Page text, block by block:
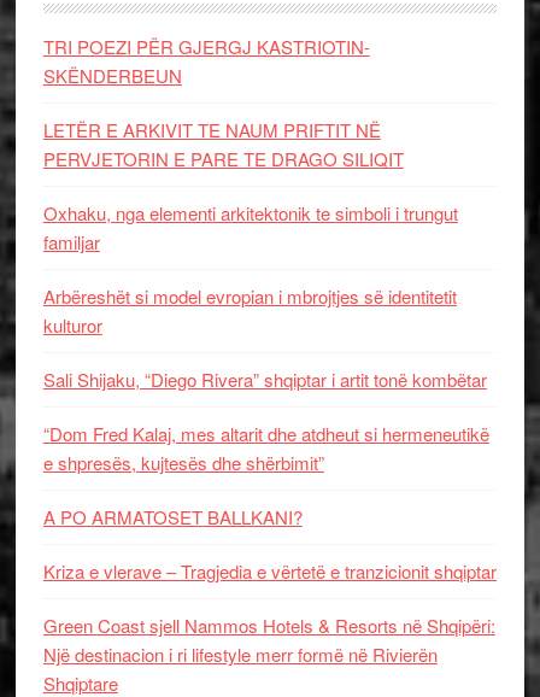
TRI POEZI PËR GJERGJ KASTRIOTIN-
SKËNDERBEUN
LETËR E ARKIVIT TE NAUM PRIFTIT NË
PERVJETORIN E PARE TE DRAGO SILIQIT
Oxhaku, nga elementi arkitektonik te simboli i trungut
familjar
Arbëreshët si model evropian i mbrojtjes së identitetit
kulturor
Sali Shijaku, “Diego Rivera” shqiptar i artit tonë kombëtar
“Dom Fred Kalaj, mes altarit dhe atdheut si hermeneutikë
e shpresës, kujtesës dhe shërbimit”
A PO ARMATOSET BALLKANI?
Kriza e vlerave – Tragjedia e vërtetë e tranzicionit shqiptar
Green Coast sjell Nammos Hotels & Resorts në Shqipëri:
Një destinacion i ri lifestyle merr formë në Rivierën
Shqiptare